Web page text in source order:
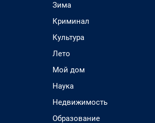
Зима
Криминал
Культура
Лето
Мой дом
Наука
Недвижимость
Образование